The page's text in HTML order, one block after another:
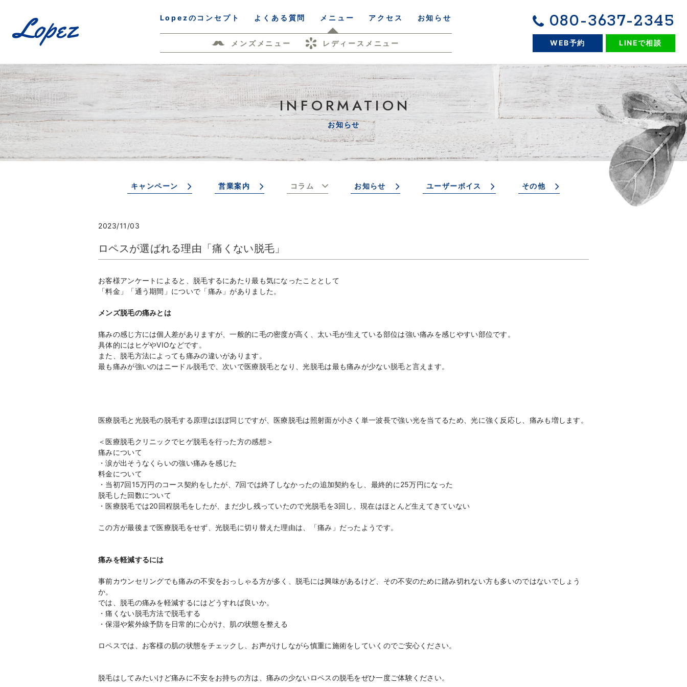
Lopezのコンセプト よくある質問 メニュー
メンズメニュー レディースメニュー
アクセス お知らせ 080-3637-2345
WEB予約 LINEで相談
INFORMATION
お知らせ
キャンペーン 営業案内 コラム お知らせ ユーザーボイス その他
2023/11/03
ロペスが選ばれる理由「痛くない脱毛」
お客様アンケートによると、脱毛するにあたり最も気になったこととして
「料金」「通う期間」についで「痛み」がありました。
メンズ脱毛の痛みとは
痛みの感じ方には個人差がありますが、一般的に毛の密度が高く、太い毛が生えている部位は強い痛みを感じやすい部位です。
具体的にはヒゲやVIOなどです。
また、脱毛方法によっても痛みの違いがあります。
最も痛みが強いのはニードル脱毛で、次いで医療脱毛となり、光脱毛は最も痛みが少ない脱毛と言えます。
医療脱毛と光脱毛の脱毛する原理はほぼ同じですが、医療脱毛は照射面が小さく単一波長で強い光を当てるため、光に強く反応し、痛みも増します。
＜医療脱毛クリニックでヒゲ脱毛を行った方の感想＞
痛みについて
・涙が出そうなくらいの強い痛みを感じた
料金について
・当初7回15万円のコース契約をしたが、7回では終了しなかったの追加契約をし、最終的に25万円になった
脱毛した回数について
・医療脱毛では20回程脱毛をしたが、まだ少し残っていたので光脱毛を3回し、現在はほとんど生えてきていない
この方が最後まで医療脱毛をせず、光脱毛に切り替えた理由は、「痛み」だったようです。
痛みを軽減するには
事前カウンセリングでも痛みの不安をおっしゃる方が多く、脱毛には興味があるけど、その不安のために踏み切れない方も多いのではないでしょう
か。
では、脱毛の痛みを軽減するにはどうすれば良いか。
・痛くない脱毛方法で脱毛する
・保湿や紫外線予防を日常的に心がけ、肌の状態を整える
ロペスでは、お客様の肌の状態をチェックし、お声がけしながら慎重に施術をしていくのでご安心ください。
脱毛はしてみたいけど痛みに不安をお持ちの方は、痛みの少ないロペスの脱毛をぜひ一度ご体験ください。